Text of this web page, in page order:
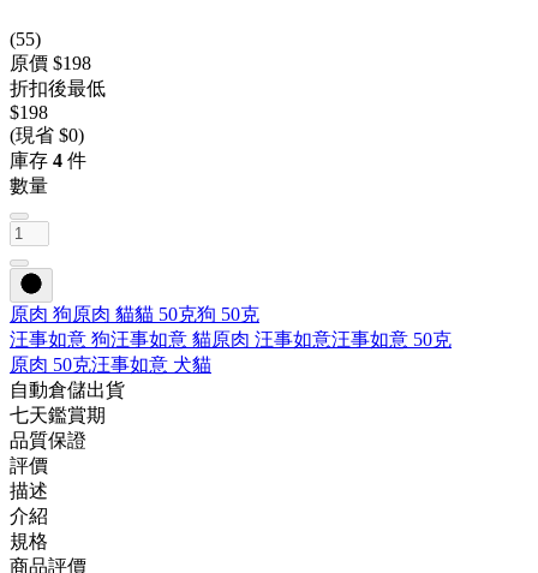
(55)
原價 $198
折扣後最低
$198
(現省 $0)
庫存 4 件
數量
原肉 狗原肉 貓貓 50克狗 50克
汪事如意 狗汪事如意 貓原肉 汪事如意汪事如意 50克
原肉 50克汪事如意 犬貓
自動倉儲出貨
七天鑑賞期
品質保證
評價
描述
介紹
規格
商品評價